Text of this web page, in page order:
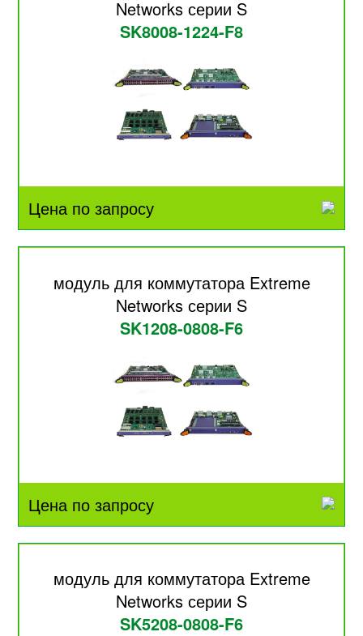
Networks серии S
SK8008-1224-F8
Цена по запросу
модуль для коммутатора Extreme
Networks серии S
SK1208-0808-F6
Цена по запросу
модуль для коммутатора Extreme
Networks серии S
SK5208-0808-F6